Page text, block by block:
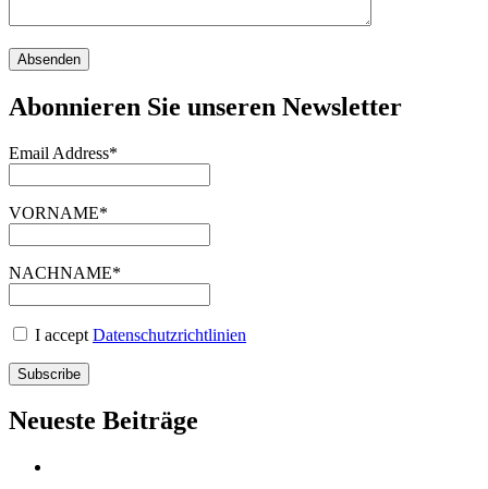
Abonnieren Sie unseren Newsletter
Email Address*
VORNAME*
NACHNAME*
I accept Datenschutzrichtlinien
Neueste Beiträge